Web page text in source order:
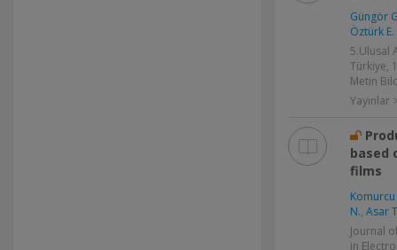
Güngör
Öztürk E.
5.Ulusal
Türkiye,
Metin
Yayınlar
based
films
Komurcu
N., Asar
Journal
in